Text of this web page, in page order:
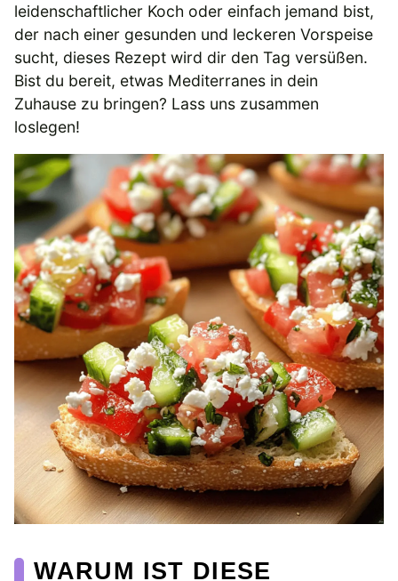
leidenschaftlicher Koch oder einfach jemand bist,
der nach einer gesunden und leckeren Vorspeise
sucht, dieses Rezept wird dir den Tag versüßen.
Bist du bereit, etwas Mediterranes in dein
Zuhause zu bringen? Lass uns zusammen
loslegen!
WARUM IST DIESE